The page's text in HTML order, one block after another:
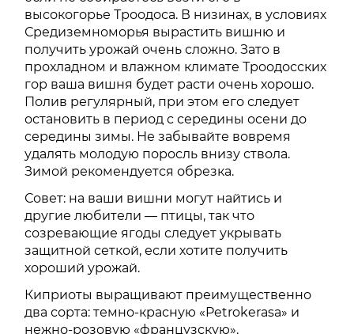
высокогорье Троодоса. В низинах, в условиях
Средиземноморья вырастить вишню и
получить урожай очень сложно. Зато в
прохладном и влажном климате Троодосских
гор ваша вишня будет расти очень хорошо.
Полив регулярный, при этом его следует
остановить в период с середины осени до
середины зимы. Не забывайте вовремя
удалять молодую поросль внизу ствола.
Зимой рекомендуется обрезка.
Совет: на ваши вишни могут найтись и
другие любители — птицы, так что
созревающие ягоды следует укрывать
защитной сеткой, если хотите получить
хороший урожай.
Киприоты выращивают преимущественно
два сорта: темно-красную «Petrokerasa» и
нежно-розовую «французскую».